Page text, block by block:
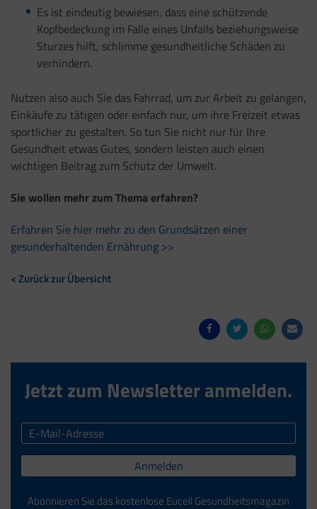
Es ist eindeutig bewiesen, dass eine schützende
Kopfbedeckung im Falle eines Unfalls beziehungsweise
Sturzes hilft, schlimme gesundheitliche Schäden zu
verhindern.
Nutzen also auch Sie das Fahrrad, um zur Arbeit zu gelangen,
Einkäufe zu tätigen oder einfach nur, um ihre Freizeit etwas
sportlicher zu gestalten. So tun Sie nicht nur für Ihre
Gesundheit etwas Gutes, sondern leisten auch einen
wichtigen Beitrag zum Schutz der Umwelt.
Sie wollen mehr zum Thema erfahren?
Erfahren Sie hier mehr zu den Grundsätzen einer
gesunderhaltenden Ernährung >>
< Zurück zur Übersicht
Jetzt zum Newsletter anmelden.
Anmelden
Abonnieren Sie das kostenlose Eucell Gesundheitsmagazin